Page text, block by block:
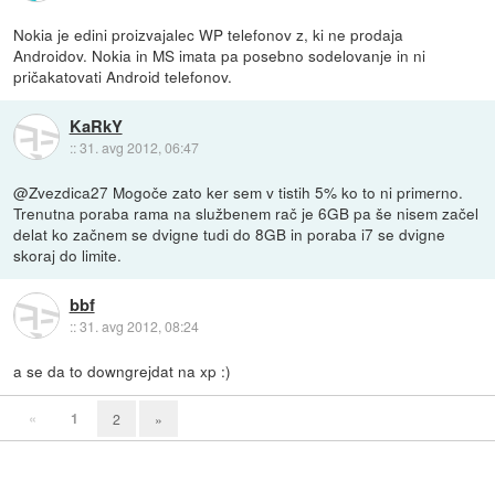
Nokia je edini proizvajalec WP telefonov z, ki ne prodaja
Androidov. Nokia in MS imata pa posebno sodelovanje in ni
pričakatovati Android telefonov.
KaRkY
::31. avg 2012, 06:47
@Zvezdica27 Mogoče zato ker sem v tistih 5% ko to ni primerno.
Trenutna poraba rama na službenem rač je 6GB pa še nisem začel
delat ko začnem se dvigne tudi do 8GB in poraba i7 se dvigne
skoraj do limite.
bbf
::31. avg 2012, 08:24
a se da to downgrejdat na xp :)
« 1 2 »